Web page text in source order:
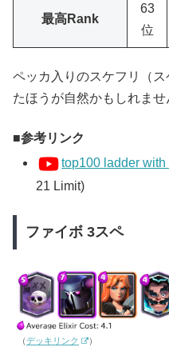
最高Rank
63
位
ペッカ入りのスケフリ（
たほうが自然かもしれませ
参考リンク
top100 ladder with
21 Limit)
ファイボ 3スペ
（デッキリンク ）